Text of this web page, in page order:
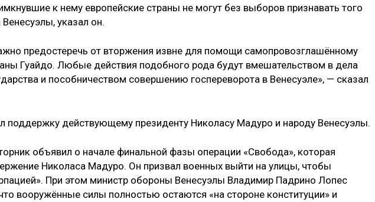
к нему европейские страны не могут без выборов признавать того
указал он.
предостеречь от вторжения извне для помощи самопровозглашённому
Гуайдо. Любые действия подобного рода будут вмешательством в дела
и пособничеством совершению госпереворота в Венесуэле», — сказал
поддержку действующему президенту Николасу Мадуро и народу Венесуэлы.
объявил о начале финальной фазы операции «Свобода», которая
Николаса Мадуро. Он призвал военных выйти на улицы, чтобы
При этом министр обороны Венесуэлы Владимир Падрино Лопес
вооружённые силы полностью остаются «на стороне конституции» и